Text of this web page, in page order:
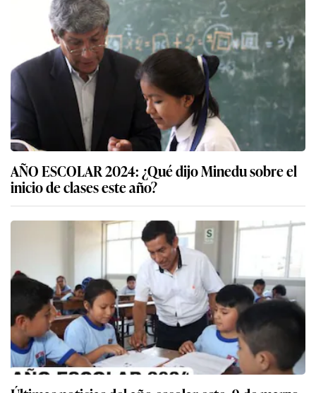
AÑO ESCOLAR 2024: ¿Qué dijo Minedu sobre el
inicio de clases este año?